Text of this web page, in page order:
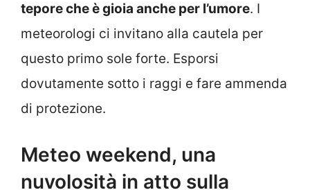
tepore che è gioia anche per l’umore. I
meteorologi ci invitano alla cautela per
questo primo sole forte. Esporsi
dovutamente sotto i raggi e fare ammenda
di protezione.
Meteo weekend, una
nuvolosità in atto sulla